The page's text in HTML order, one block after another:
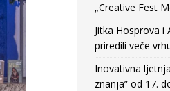
„Creative Fest
Jitka Hosprova i
priredili veče
Inovativna
znanja” od 17.